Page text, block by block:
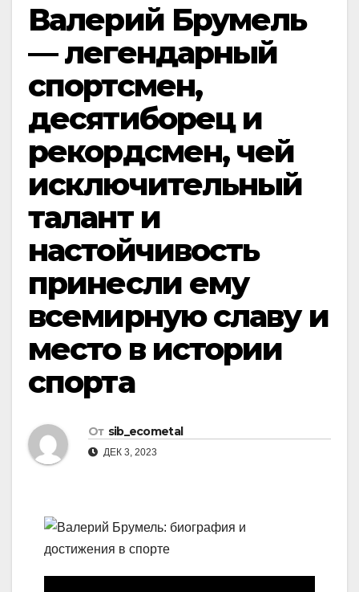
Валерий Брумель
— легендарный
спортсмен,
десятиборец и
рекордсмен, чей
исключительный
талант и
настойчивость
принесли ему
всемирную славу и
место в истории
спорта
От sib_ecometal
ДЕК 3, 2023